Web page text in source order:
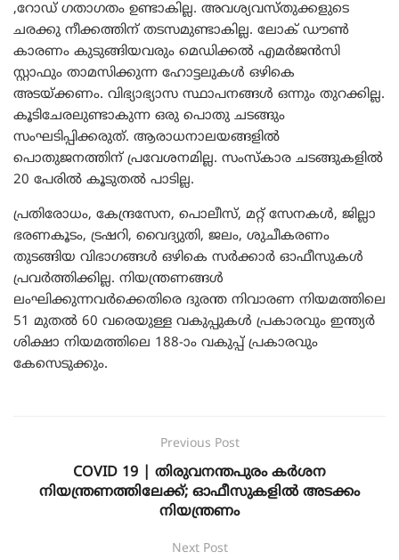
,റോഡ് ഗതാഗതം ഉണ്ടാകില്ല. അവശ്യവസ്തുക്കളുടെ
ചരക്കു നീക്കത്തിന് തടസമുണ്ടാകില്ല. ലോക് ഡൗൺ
കാരണം കുടുങ്ങിയവരും മെഡിക്കൽ എമർജൻസി
സ്റ്റാഫും താമസിക്കുന്ന ഹോട്ടലുകൾ ഒഴികെ
അടയ്ക്കണം. വിഭ്യാഭ്യാസ സ്ഥാപനങ്ങൾ ഒന്നും തുറക്കില്ല.
കൂടിചേരലുണ്ടാകുന്ന ഒരു പൊതു ചടങ്ങും
സംഘടിപ്പിക്കരുത്. ആരാധനാലയങ്ങളിൽ
പൊതുജനത്തിന് പ്രവേശനമില്ല. സംസ്കാര ചടങ്ങുകളിൽ
20 പേരിൽ കൂടുതൽ പാടില്ല.
പ്രതിരോധം, കേന്ദ്രസേന, പൊലീസ്, മറ്റ് സേനകൾ, ജില്ലാ
ഭരണകൂടം, ട്രഷറി, വൈദ്യുതി, ജലം, ശുചീകരണം
തുടങ്ങിയ വിഭാഗങ്ങൾ ഒഴികെ സർക്കാർ ഓഫീസുകൾ
പ്രവർത്തിക്കില്ല. നിയന്ത്രണങ്ങൾ
ലംഘിക്കുന്നവർക്കെതിരെ ദുരന്ത നിവാരണ നിയമത്തിലെ
51 മുതൽ 60 വരെയുള്ള വകുപ്പുകൾ പ്രകാരവും ഇന്ത്യർ
ശിക്ഷാ നിയമത്തിലെ 188-ാം വകുപ്പ് പ്രകാരവും
കേസെടുക്കും.
Previous Post
COVID 19 | തിരുവനന്തപുരം കർശന
നിയന്ത്രണത്തിലേക്ക്; ഓഫീസുകളിൽ അടക്കം
നിയന്ത്രണം
Next Post